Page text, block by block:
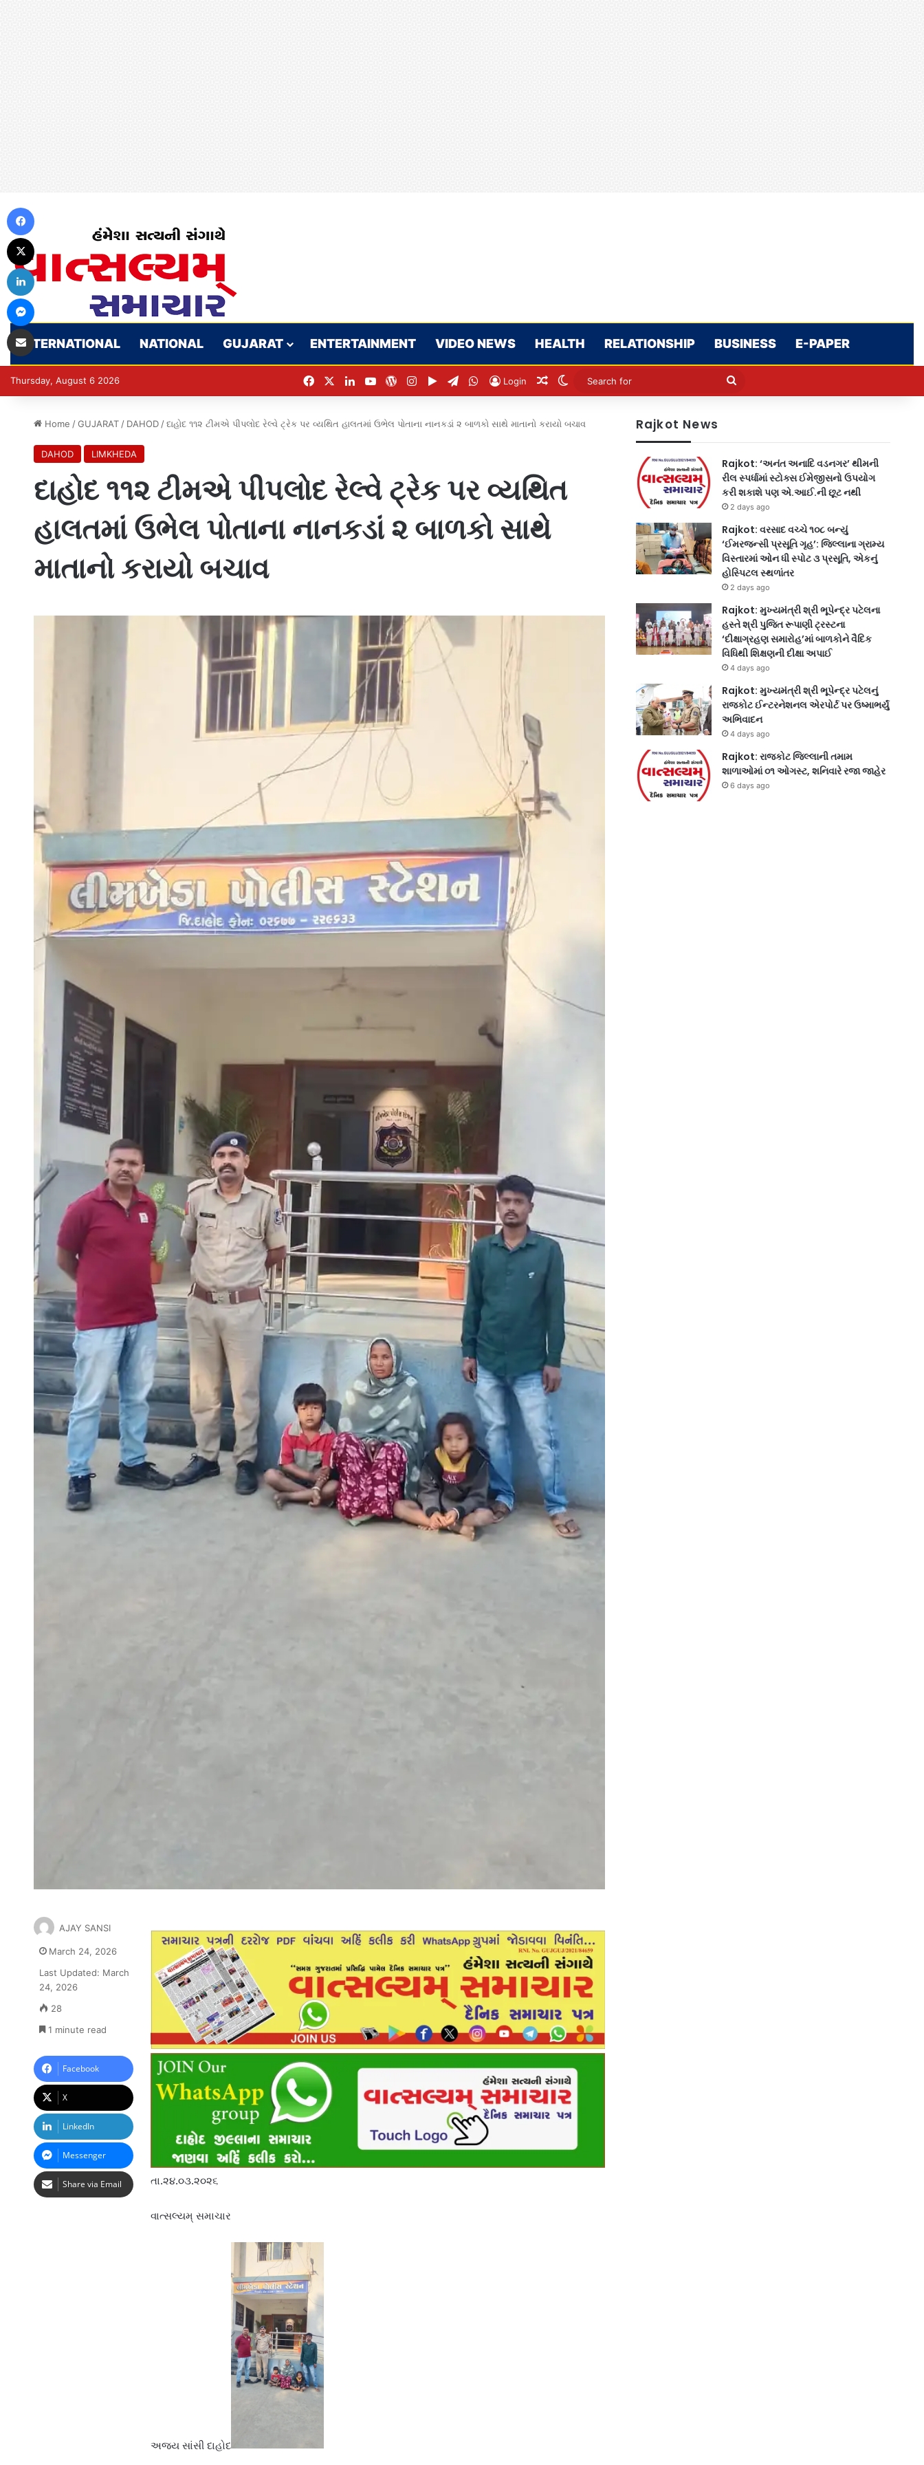
INTERNATIONAL NATIONAL GUJARAT ENTERTAINMENT VIDEO NEWS HEALTH RELATIONSHIP BUSINESS E-PAPER
Thursday, August 6 2026 FacebookLinkedInYouTubeWordPress
Instagram
Google Play
TelegramWhatsApp
Login Random Article
Switch skin
Search
Home / GUJARAT / DAHOD / દાહોદ ૧૧૨ ટીમએ પીપલોદ રેલ્વે ટ્રેક પર વ્યથિત હાલતમાં ઉભેલ પોતાના નાનકડાં ૨ બાળકો સાથે માતાનો કરાયો બચાવ
DAHOD LIMKHEDA
દાહોદ ૧૧૨ ટીમએ પીપલોદ રેલ્વે ટ્રેક પર વ્યથિત
હાલતમાં ઉભેલ પોતાના નાનકડાં ૨ બાળકો સાથે
માતાનો કરાયો બચાવ
તા.૨૪.૦૩.૨૦૨૬
વાત્સલ્યમ્ સમાચાર
અજય સાંસી દાહોદ
AJAY SANSI
March 24, 2026
Last Updated: March
24, 2026
28
1 minute read
Facebook
X
LinkedIn
Messenger
Share via Email
Rajkot News
Rajkot: ‘અનંત અનાદિ વડનગર’ થીમની
રીલ સ્પર્ધામાં સ્ટોક્સ ઈમેજીસનો ઉપયોગ
કરી શકાશે પણ એ.આઈ.ની છૂટ નથી
2 days ago
Rajkot: વરસાદ વચ્ચે ૧૦૮ બન્યું
‘ઈમરજન્સી પ્રસૂતિ ગૃહ’: જિલ્લાના ગ્રામ્ય
વિસ્તારમાં ઓન ધી સ્પોટ ૩ પ્રસૂતિ, એકનું
હોસ્પિટલ સ્થળાંતર
2 days ago
Rajkot: મુખ્યમંત્રી શ્રી ભૂપેન્દ્ર પટેલના
હસ્તે શ્રી પુજિત રૂપાણી ટ્રસ્ટના
‘દીક્ષાગ્રહણ સમારોહ’માં બાળકોને વૈદિક
વિધિથી શિક્ષણની દીક્ષા અપાઈ
4 days ago
Rajkot: મુખ્યમંત્રી શ્રી ભૂપેન્દ્ર પટેલનું
રાજકોટ ઈન્ટરનેશનલ એરપોર્ટ પર ઉષ્માભર્યું
અભિવાદન
4 days ago
Rajkot: રાજકોટ જિલ્લાની તમામ
શાળાઓમાં ૦૧ ઓગસ્ટ, શનિવારે રજા જાહેર
6 days ago
LinkedIn